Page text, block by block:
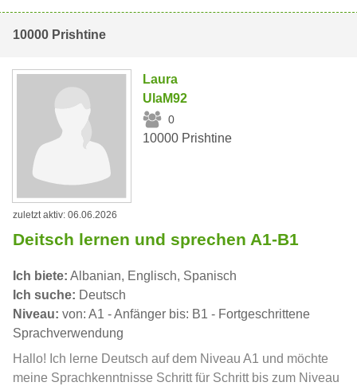
10000 Prishtine
Laura
UlaM92
0
10000 Prishtine
zuletzt aktiv: 06.06.2026
Deitsch lernen und sprechen A1-B1
Ich biete: Albanian, Englisch, Spanisch
Ich suche: Deutsch
Niveau: von: A1 - Anfänger bis: B1 - Fortgeschrittene
Sprachverwendung
Hallo! Ich lerne Deutsch auf dem Niveau A1 und möchte
meine Sprachkenntnisse Schritt für Schritt bis zum Niveau